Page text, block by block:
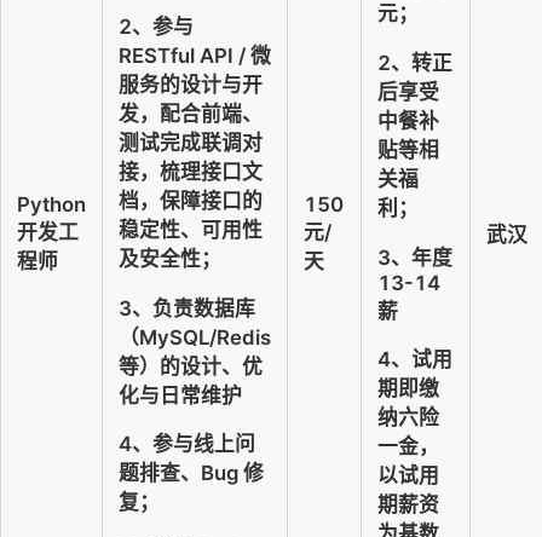
Python
开发工
程师
2、参与
RESTful API / 微
服务的设计与开
发，配合前端、
测试完成联调对
接，梳理接口文
档，保障接口的
稳定性、可用性
及安全性；
3、负责数据库
（MySQL/Redis
等）的设计、优
化与日常维护
4、参与线上问
题排查、Bug 修
复；
150
元/
天
元；
2、转正
后享受
中餐补
贴等相
关福
利；
3、 年度
13-14
薪
4、 试用
期即缴
纳六险
一金，
以试用
期薪资
武汉